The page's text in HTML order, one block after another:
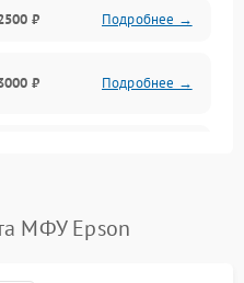
₽ Подробнее →
₽ Подробнее →
МФУ Epson